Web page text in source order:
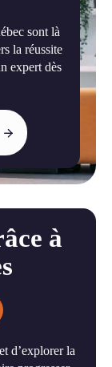
sont là
la réussite
expert dès
à
d’explorer la